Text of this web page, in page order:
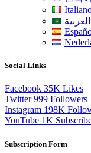
العربية
Social Links
Facebook 35K Likes
Twitter 999 Followers
Instagram 198K
YouTube 1K
Subscription Form